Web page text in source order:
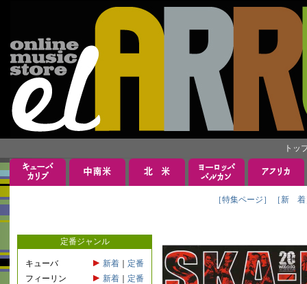
トッ
［特集ページ］ ［新 着
定番ジャンル
キューバ 新着
定番
フィーリン
新着
定番